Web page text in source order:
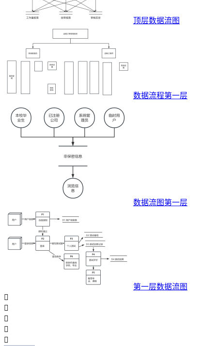
顶层数据流图
数据流程第一层
数据流图第一层
第一层数据流图




